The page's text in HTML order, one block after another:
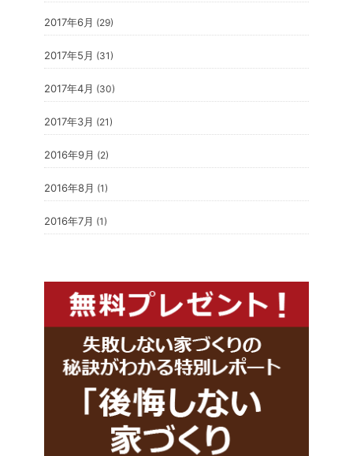
2017年6月 (29)
2017年5月 (31)
2017年4月 (30)
2017年3月 (21)
2016年9月 (2)
2016年8月 (1)
2016年7月 (1)